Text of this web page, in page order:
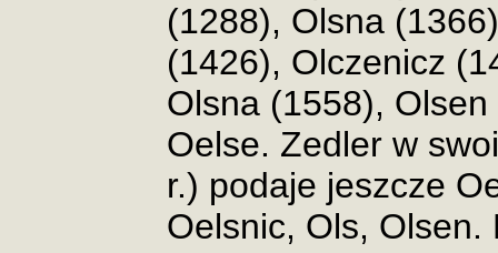
(1288), Olsna
(1426), Olczenicz
Olsna (1558),
Oelse. Zedler w
r.) podaje jeszcze
Oelsnic, Ols, Olsen.